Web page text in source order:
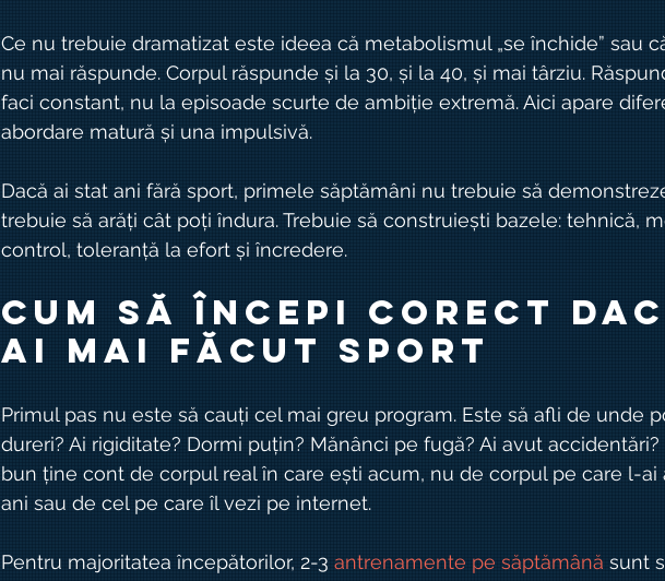
Ce nu trebuie dramatizat este ideea că metabolismul „se închide” sau
nu mai răspunde. Corpul răspunde și la 30, și la 40, și mai târziu.
faci constant, nu la episoade scurte de ambiție extremă. Aici apare
abordare matură și una impulsivă.
Dacă ai stat ani fără sport, primele săptămâni nu trebuie să
trebuie să arăți cât poți îndura. Trebuie să construiești bazele: tehnică,
control, toleranță la efort și încredere.
Cum să începi corect
ai mai făcut sport
Primul pas nu este să cauți cel mai greu program. Este să afli de unde
dureri? Ai rigiditate? Dormi puțin? Mănânci pe fugă? Ai avut
bun ține cont de corpul real în care ești acum, nu de corpul pe care l-ai
ani sau de cel pe care îl vezi pe internet.
Pentru majoritatea începătorilor, 2-3 antrenamente pe săptămână sunt